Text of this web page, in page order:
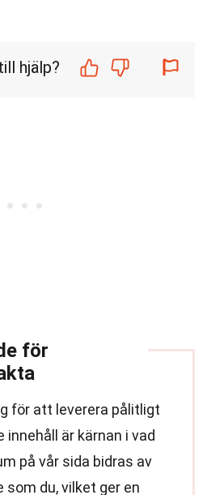
hjälp?
för
för att leverera pålitligt
innehåll är kärnan i vad
på vår sida bidras av
som du, vilket ger en